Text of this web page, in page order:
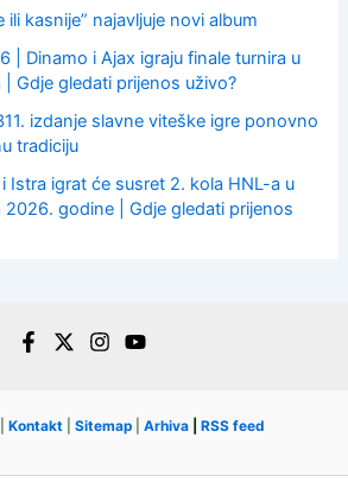
ili kasnije” najavljuje novi album
| Dinamo i Ajax igraju finale turnira u
Gdje gledati prijenos uživo?
izdanje slavne viteške igre ponovno
tradiciju
Istra igrat će susret 2. kola HNL-a u
2026. godine | Gdje gledati prijenos
Kontakt Sitemap Arhiva RSS feed